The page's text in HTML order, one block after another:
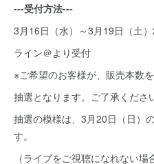
---受付方法---
3月16日（水）～3月19日（土
ライン＠より受付
※ご希望のお客様が、販売本数を
抽選となります。ご了承ください
抽選の模様は、3月20日（日）
す。
（ライブをご視聴になれない